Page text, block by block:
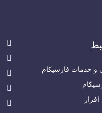
و خدمات فارسیکام